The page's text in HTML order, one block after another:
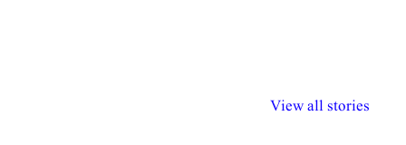
View all stories
अधिकार दिवस| 18
वर्षातील